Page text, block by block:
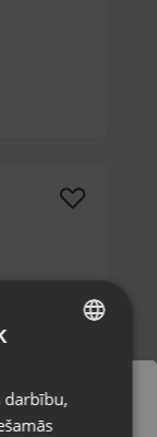
RUSSIAN
darbību,